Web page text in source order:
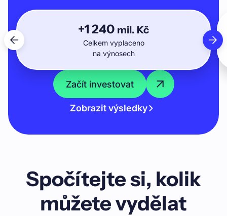
+1 240 mil. Kč
Celkem vyplaceno
na výnosech
Začít investovat
Zobrazit výsledky
Spočítejte si, kolik
můžete vydělat